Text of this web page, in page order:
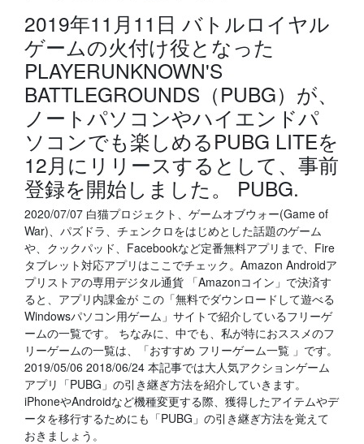
2019年11月11日 バトルロイヤル
ゲームの火付け役となった
PLAYERUNKNOWN'S
BATTLEGROUNDS（PUBG）が、
ノートパソコンやハイエンドパ
ソコンでも楽しめるPUBG LITEを
12月にリリースするとして、事前
登録を開始しました。 PUBG.
2020/07/07 白猫プロジェクト、ゲームオブウォー(Game of
War)、パズドラ、チェンクロをはじめとした話題のゲーム
や、クックパッド、Facebookなど定番無料アプリまで、Fire
タブレット対応アプリはここでチェック。Amazon Androidア
プリストアの専用デジタル通貨 「Amazonコイン」で決済す
ると、アプリ内課金が この「無料でダウンロードして遊べる
Windowsパソコン用ゲーム」サイトで紹介しているフリーゲ
ームの一覧です。 ちなみに、中でも、私が特におススメのフ
リーゲームの一覧は、「おすすめ フリーゲーム一覧 」です。
2019/05/06 2018/06/24 本記事では大人気アクションゲーム
アプリ「PUBG」の引き継ぎ方法を紹介していきます。
iPhoneやAndroidなど機種変更する際、獲得したアイテムやデ
ータを移行するためにも「PUBG」の引き継ぎ方法を覚えて
おきましょう。